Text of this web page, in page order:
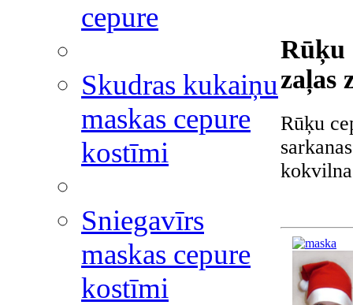
cepure
Skudras kukaiņu
maskas cepure
kostīmi
Sniegavīrs
maskas cepure
kostīmi
Rūķu
zaļas
Rūķu